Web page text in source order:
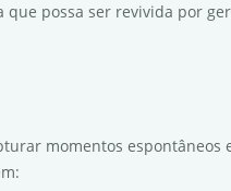
possa ser revivida por
momentos espontâneos